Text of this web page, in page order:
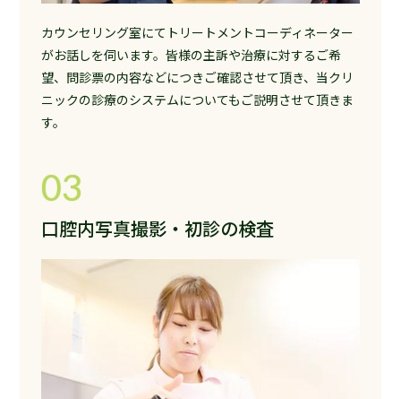
カウンセリング室にてトリートメントコーディネーター
がお話しを伺います。皆様の主訴や治療に対するご希
望、問診票の内容などにつきご確認させて頂き、当クリ
ニックの診療のシステムについてもご説明させて頂きま
す。
03
口腔内写真撮影・初診の検査